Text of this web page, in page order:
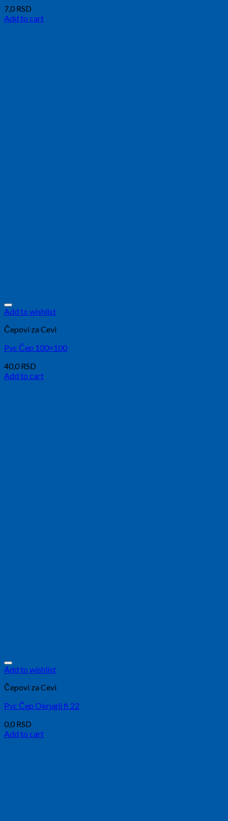
7,0 RSD
Add to cart
Add to wishlist
Čepovi za Cevi
Pvc Čep 100×100
40,0 RSD
Add to cart
Add to wishlist
Čepovi za Cevi
Pvc Čep Okrugli fi 22
0,0 RSD
Add to cart